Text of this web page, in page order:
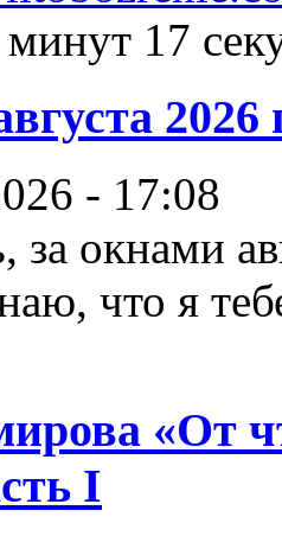
17
2026
- 17:08
за окнами
что я
«От
I